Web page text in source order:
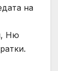
на
Ню